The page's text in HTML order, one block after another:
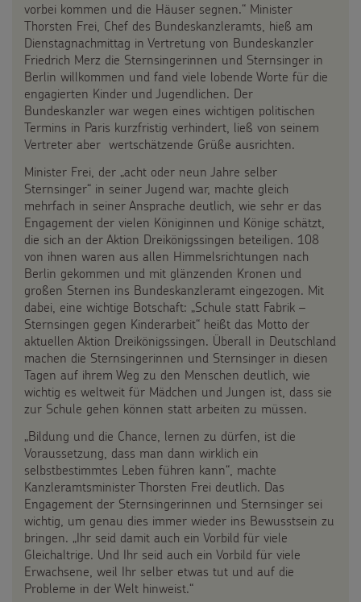
Testamentsspende
FAQ Spenden
vorbei kommen und die Häuser segnen.“ Minister
Thorsten Frei, Chef des Bundeskanzleramts, hieß am
Dienstagnachmittag in Vertretung von Bundeskanzler
Friedrich Merz die Sternsingerinnen und Sternsinger in
Berlin willkommen und fand viele lobende Worte für die
engagierten Kinder und Jugendlichen. Der
Bundeskanzler war wegen eines wichtigen politischen
Termins in Paris kurzfristig verhindert, ließ von seinem
Vertreter aber wertschätzende Grüße ausrichten.
Minister Frei, der „acht oder neun Jahre selber
Sternsinger“ in seiner Jugend war, machte gleich
mehrfach in seiner Ansprache deutlich, wie sehr er das
Engagement der vielen Königinnen und Könige schätzt,
die sich an der Aktion Dreikönigssingen beteiligen. 108
von ihnen waren aus allen Himmelsrichtungen nach
Berlin gekommen und mit glänzenden Kronen und
großen Sternen ins Bundeskanzleramt eingezogen. Mit
dabei, eine wichtige Botschaft: „Schule statt Fabrik –
Sternsingen gegen Kinderarbeit“ heißt das Motto der
aktuellen Aktion Dreikönigssingen. Überall in Deutschland
machen die Sternsingerinnen und Sternsinger in diesen
Tagen auf ihrem Weg zu den Menschen deutlich, wie
wichtig es weltweit für Mädchen und Jungen ist, dass sie
zur Schule gehen können statt arbeiten zu müssen.
„Bildung und die Chance, lernen zu dürfen, ist die
Voraussetzung, dass man dann wirklich ein
selbstbestimmtes Leben führen kann“, machte
Kanzleramtsminister Thorsten Frei deutlich. Das
Engagement der Sternsingerinnen und Sternsinger sei
wichtig, um genau dies immer wieder ins Bewusstsein zu
bringen. „Ihr seid damit auch ein Vorbild für viele
Gleichaltrige. Und Ihr seid auch ein Vorbild für viele
Erwachsene, weil Ihr selber etwas tut und auf die
Probleme in der Welt hinweist.“